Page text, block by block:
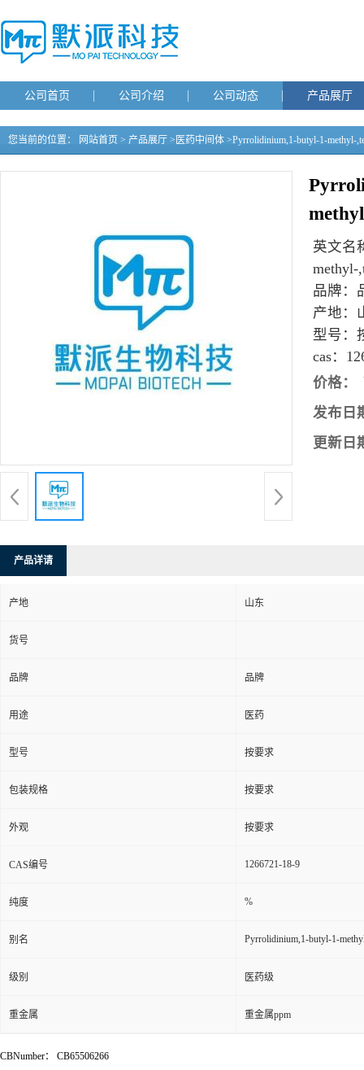
公司首页 公司介绍 公司动态 产品展厅
您当前的位置： 网站首页 > 产品展厅 > 医药中间体 >Pyrrolidinium,1-butyl-1-methyl-
英文名
methyl-
品牌：
产地：
型号：
cas：
价格：
发布日
更新日
产品详请
产地 山东
货号
品牌 品牌
用途 医药
型号 按要求
包装规格 按要求
外观 按要求
CAS编号 1266721-18-9
纯度 %
别名 Pyrrolidinium,1-butyl-1-
级别 医药级
重金属 重金属ppm
CBNumber：
CB65506266